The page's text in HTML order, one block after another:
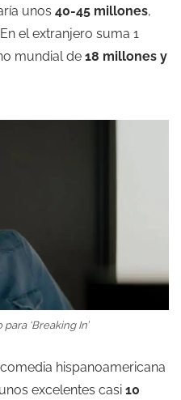
unos 40-45 millones,
el extranjero suma 1
mundial de 18 millones y
‘Breaking In’
hispanoamericana
excelentes casi 10